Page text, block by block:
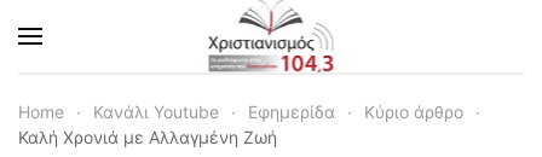
Skip to main content
Home Κανάλι Youtube Εφημερίδα
Κύριο άρθρο
Καλή Χρονιά με Αλλαγμένη Ζωή